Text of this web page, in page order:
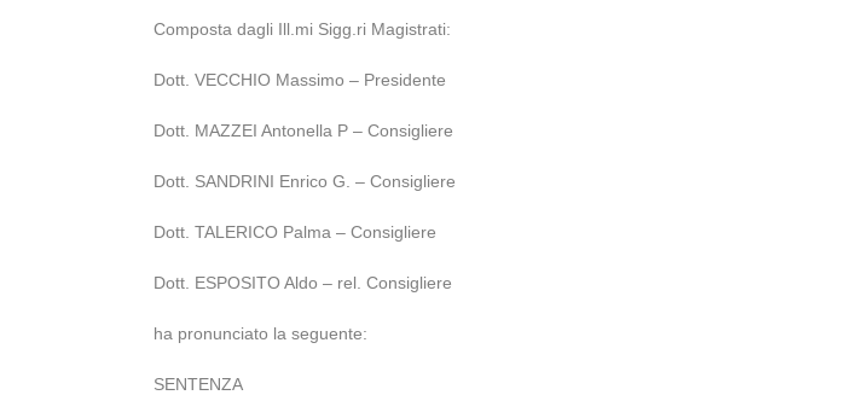
Composta dagli Ill.mi Sigg.ri Magistrati:
Dott. VECCHIO Massimo – Presidente
Dott. MAZZEI Antonella P – Consigliere
Dott. SANDRINI Enrico G. – Consigliere
Dott. TALERICO Palma – Consigliere
Dott. ESPOSITO Aldo – rel. Consigliere
ha pronunciato la seguente:
SENTENZA